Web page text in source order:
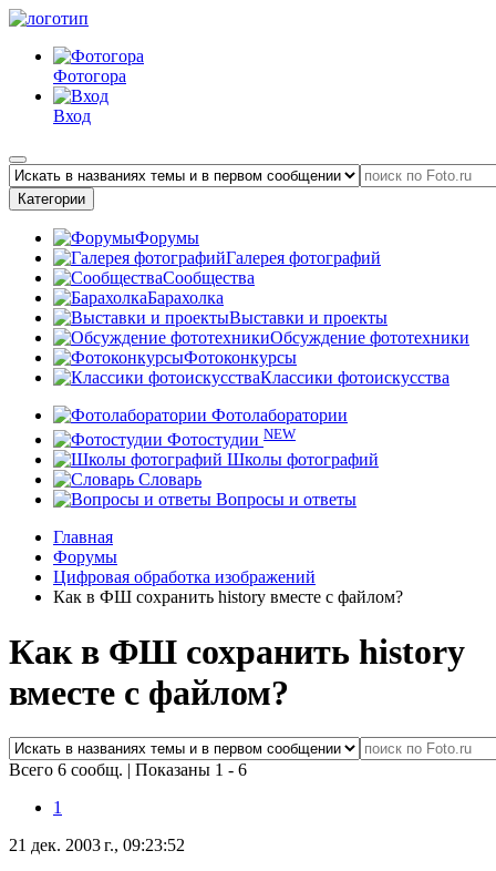
Фотогора
Вход
Категории
Форумы
Галерея фотографий
Сообщества
Барахолка
Выставки и проекты
Обсуждение фототехники
Фотоконкурсы
Классики фотоискусства
Фотолаборатории
Фотостудии NEW
Школы фотографий
Словарь
Вопросы и ответы
Главная
Форумы
Цифровая обработка изображений
Как в ФШ сохранить history вместе с файлом?
Как в ФШ сохранить history
вместе с файлом?
Всего 6 сообщ. | Показаны 1 - 6
1
21 дек. 2003 г., 09:23:52